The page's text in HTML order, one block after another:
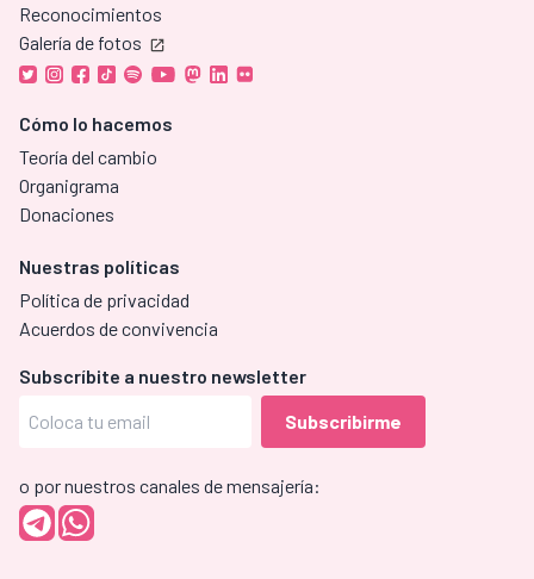
Reconocimientos
Galería de fotos
Cómo lo hacemos
Teoría del cambio
Organigrama
Donaciones
Nuestras políticas
Política de privacidad
Acuerdos de convivencia
Subscríbite a nuestro newsletter
o por nuestros canales de mensajería: